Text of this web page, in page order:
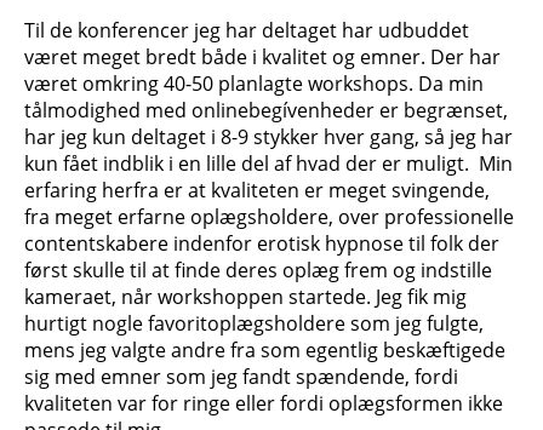
Til de konferencer jeg har deltaget har udbuddet
været meget bredt både i kvalitet og emner. Der har
været omkring 40-50 planlagte workshops. Da min
tålmodighed med onlinebegívenheder er begrænset,
har jeg kun deltaget i 8-9 stykker hver gang, så jeg har
kun fået indblik i en lille del af hvad der er muligt. Min
erfaring herfra er at kvaliteten er meget svingende,
fra meget erfarne oplægsholdere, over professionelle
contentskabere indenfor erotisk hypnose til folk der
først skulle til at finde deres oplæg frem og indstille
kameraet, når workshoppen startede. Jeg fik mig
hurtigt nogle favoritoplægsholdere som jeg fulgte,
mens jeg valgte andre fra som egentlig beskæftigede
sig med emner som jeg fandt spændende, fordi
kvaliteten var for ringe eller fordi oplægsformen ikke